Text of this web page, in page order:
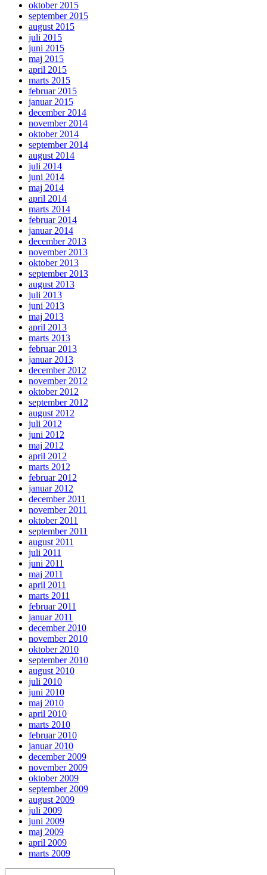
oktober 2015
september 2015
august 2015
juli 2015
juni 2015
maj 2015
april 2015
marts 2015
februar 2015
januar 2015
december 2014
november 2014
oktober 2014
september 2014
august 2014
juli 2014
juni 2014
maj 2014
april 2014
marts 2014
februar 2014
januar 2014
december 2013
november 2013
oktober 2013
september 2013
august 2013
juli 2013
juni 2013
maj 2013
april 2013
marts 2013
februar 2013
januar 2013
december 2012
november 2012
oktober 2012
september 2012
august 2012
juli 2012
juni 2012
maj 2012
april 2012
marts 2012
februar 2012
januar 2012
december 2011
november 2011
oktober 2011
september 2011
august 2011
juli 2011
juni 2011
maj 2011
april 2011
marts 2011
februar 2011
januar 2011
december 2010
november 2010
oktober 2010
september 2010
august 2010
juli 2010
juni 2010
maj 2010
april 2010
marts 2010
februar 2010
januar 2010
december 2009
november 2009
oktober 2009
september 2009
august 2009
juli 2009
juni 2009
maj 2009
april 2009
marts 2009